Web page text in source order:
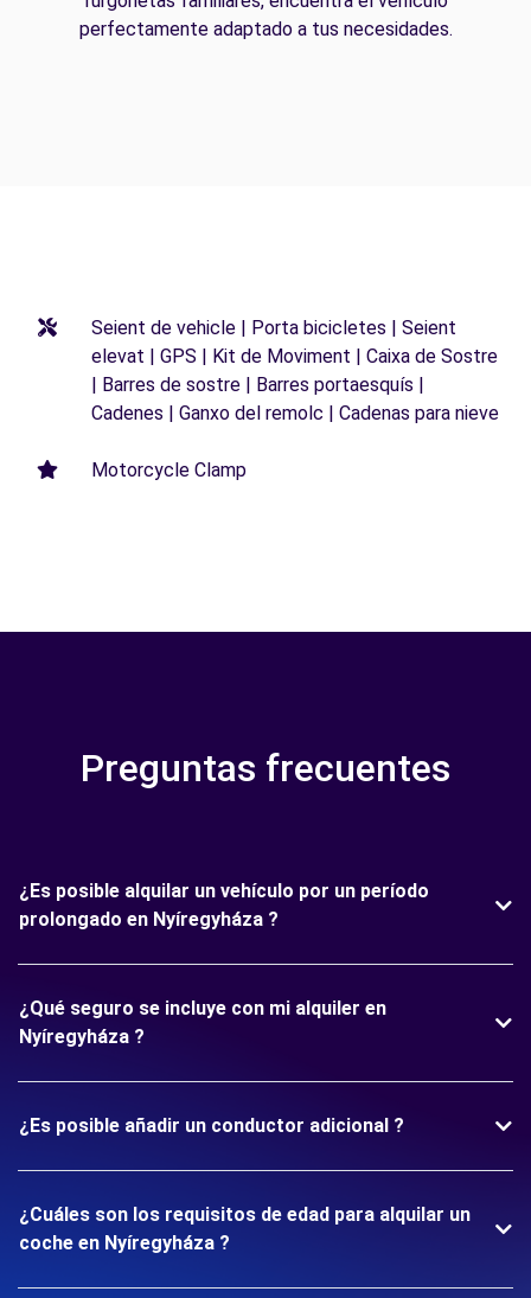
perfectamente adaptado a tus necesidades.
Seient de vehicle | Porta bicicletes | Seient
elevat | GPS | Kit de Moviment | Caixa de Sostre
| Barres de sostre | Barres portaesquís |
Cadenes | Ganxo del remolc | Cadenas para nieve
Motorcycle Clamp
Preguntas frecuentes
¿Es posible alquilar un vehículo por un período
prolongado en Nyíregyháza ?
¿Qué seguro se incluye con mi alquiler en
Nyíregyháza ?
¿Es posible añadir un conductor adicional ?
¿Cuáles son los requisitos de edad para alquilar un
coche en Nyíregyháza ?